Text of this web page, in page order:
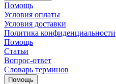
Помощь
Условия оплаты
Условия доставки
Политика конфиденциальности
Помощь
Статьи
Вопрос-ответ
Словарь терминов
Помощь